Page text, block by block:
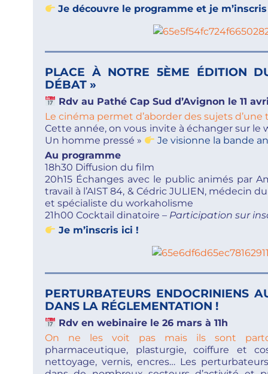
Je découvre le programme et je
PLACE À NOTRE 5ÈME ÉDITION
DÉBAT »
Rdv au Pathé Cap Sud d’Avignon le 11
Le cinéma permet d’aborder des sujets
Cette année, on vous invite à échanger sur
Un homme pressé »
Je visionne la bande
Au programme
18h30 Diffusion du film
20h15 Échanges avec le public animés par
travail à l’AIST 84, & Cédric JULIEN, médecin
et spécialiste du workaholisme
21h00 Cocktail dinatoire – Participation sur
Je m’inscris ici !
PERTURBATEURS ENDOCRINIENS
DANS LA RÉGLEMENTATION !
Rdv en webinaire le 26 mars à 11h
On ne les voit pas mais ils sont
pharmaceutique, plasturgie, coiffure et
nettoyage, vernis, encres… Les